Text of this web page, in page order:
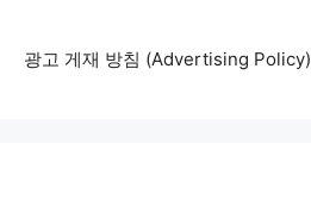
광고 게재 방침 (Advertising Policy)